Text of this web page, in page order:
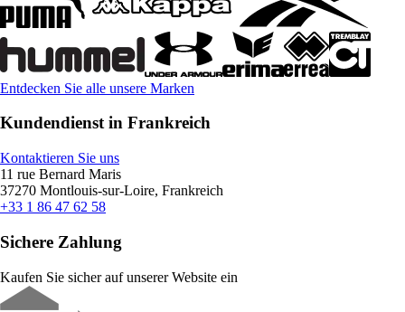
Entdecken Sie alle unsere Marken
Kundendienst in Frankreich
Kontaktieren Sie uns
11 rue Bernard Maris
37270 Montlouis-sur-Loire, Frankreich
+33 1 86 47 62 58
Sichere Zahlung
Kaufen Sie sicher auf unserer Website ein